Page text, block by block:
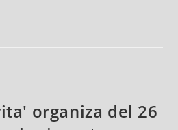
organiza del 26